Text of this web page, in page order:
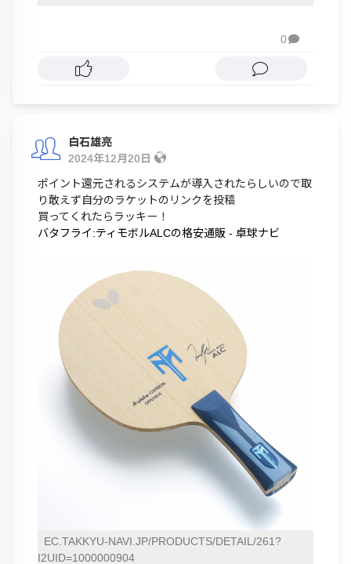
0
白石雄亮
2024年12月20日
ポイント還元されるシステムが導入されたらしいので取
り敢えず自分のラケットのリンクを投稿
買ってくれたらラッキー！
バタフライ:ティモボルALCの格安通販 - 卓球ナビ
EC.TAKKYU-NAVI.JP/PRODUCTS/DETAIL/261?
I2UID=1000000904